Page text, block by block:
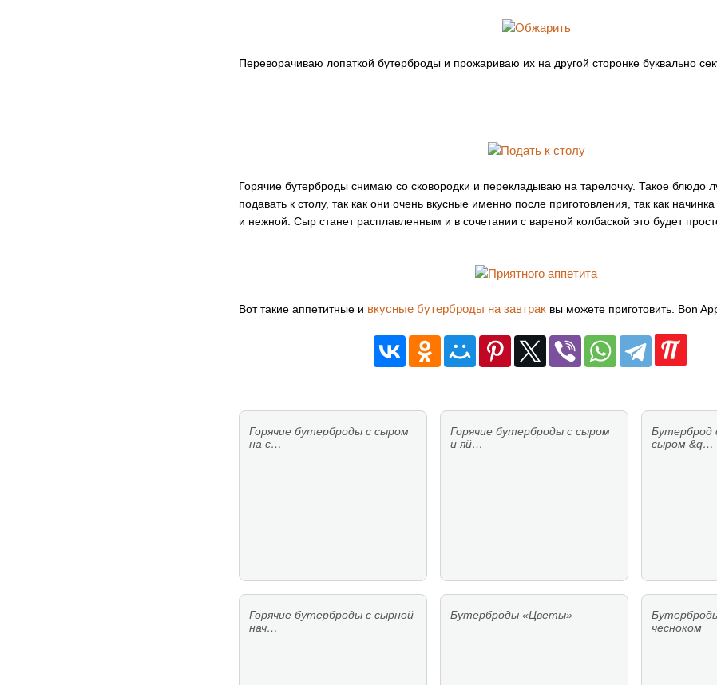
Переворачиваю лопаткой бутерброды и прожариваю их на другой сторонке буквально
Горячие бутерброды снимаю со сковородки и перекладываю на тарелочку. Такое блюдо
подавать к столу, так как они очень вкусные именно после приготовления, так как
и нежной. Сыр станет расплавленным и в сочетании с вареной колбаской это будет
Вот такие аппетитные и вкусные бутерброды на завтрак вы можете приготовить. Bon
Горячие бутерброды с сыром
на с…
Горячие бутерброды с сыром
и яй…
Бутерброд
сыром &q…
Горячие бутерброды с сырной
нач…
Бутерброды «Цветы»
чесноком